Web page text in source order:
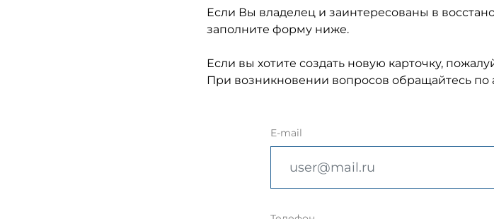
Если Вы владелец и заинтересованы в
заполните форму ниже.
Если вы хотите создать новую карточку,
При возникновении вопросов обращайтесь по
E-mail